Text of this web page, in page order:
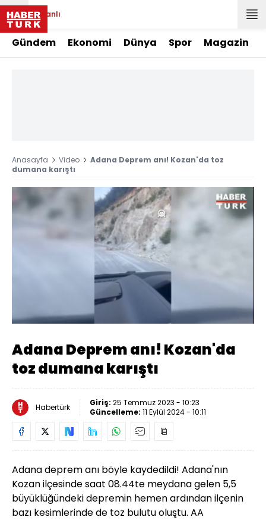
Canlı
Gündem Ekonomi Dünya Spor Magazin
Anasayfa Video
Adana Deprem anı! Kozan'da toz
dumana karıştı
Sesi
Aç
Yüklendi
100.00%
Oynatma
Hızı
Adana Deprem anı! Kozan'da
toz dumana karıştı
Habertürk Giriş: 25 Temmuz 2023 - 10:23
Güncelleme: 11 Eylül 2024 - 10:11
Adana deprem anı böyle kaydedildi! Adana'nın
Kozan ilçesinde saat 08.44te meydana gelen 5,5
büyüklüğündeki depremin hemen ardından ilçenin
bazı kesimlerinde de toz bulutu oluştu. AA